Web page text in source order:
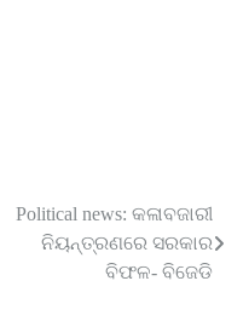
Political news: କଳାବଜାରୀ
ନିୟନ୍ତ୍ରଣରେ ସରକାର
ବିଫଳ- ବିଜେଡି